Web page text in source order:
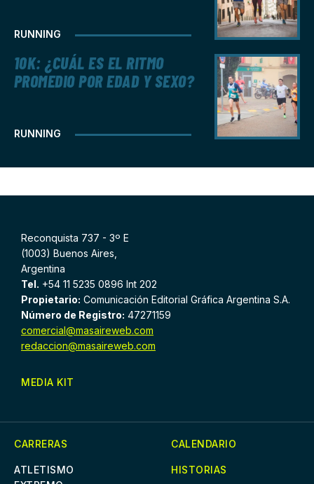
RUNNING
RUNNING
10K: ¿CUÁL ES EL RITMO
PROMEDIO POR EDAD Y SEXO?
Reconquista 737 - 3º E
(1003) Buenos Aires,
Argentina
Tel. +54 11 5235 0896 Int 202
Propietario: Comunicación Editorial Gráfica Argentina S.A.
Número de Registro: 47271159
comercial@masaireweb.com
redaccion@masaireweb.com
MEDIA KIT
CARRERAS
ATLETISMO
CALENDARIO
HISTORIAS